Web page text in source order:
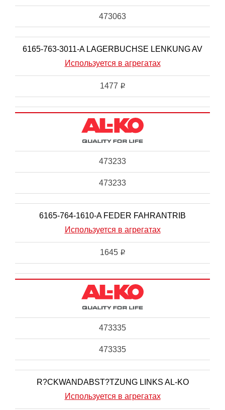
473063
6165-763-3011-A LAGERBUCHSE LENKUNG AV
Используется в агрегатах
1477 i
473233
473233
6165-764-1610-A FEDER FAHRANTRIB
Используется в агрегатах
1645 i
473335
473335
R?CKWANDABST?TZUNG LINKS AL-KO
Используется в агрегатах